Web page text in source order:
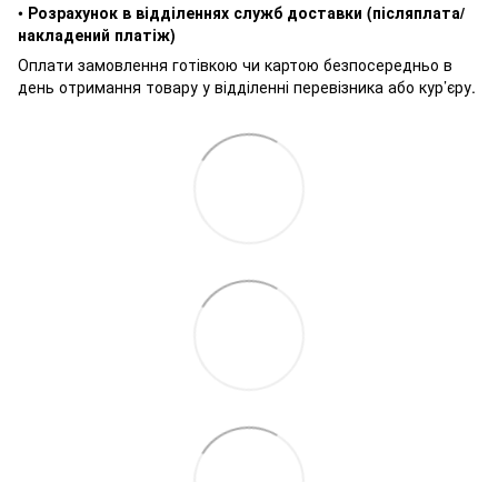
• Розрахунок в відділеннях служб доставки (післяплата/
накладений платіж)
Оплати замовлення готівкою чи картою безпосередньо в
день отримання товару у відділенні перевізника або кур’єру.